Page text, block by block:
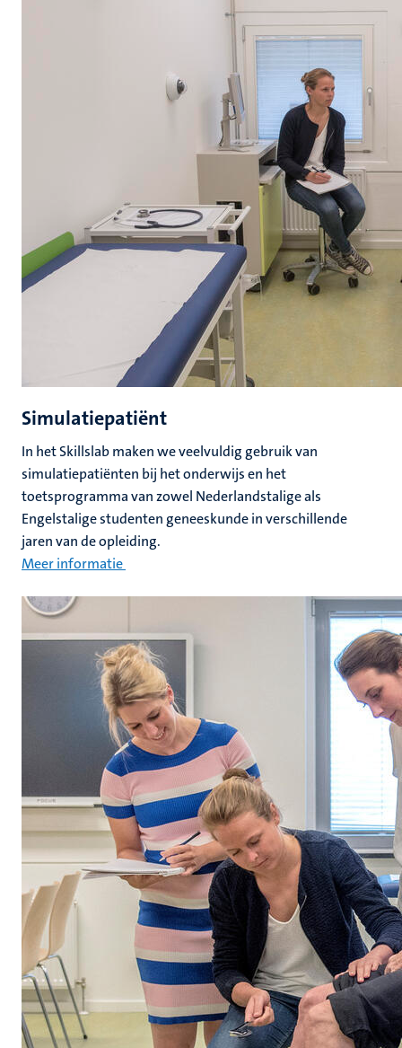
Simulatiepatiënt
In het Skillslab maken we veelvuldig gebruik van
simulatiepatiënten bij het onderwijs en het
toetsprogramma van zowel Nederlandstalige als
Engelstalige studenten geneeskunde in verschillende
jaren van de opleiding.
Meer informatie